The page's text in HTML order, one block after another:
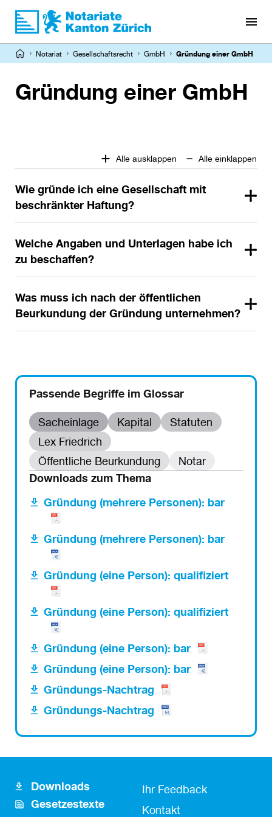
Direkt
zum
Pfadnavigation
Notariat Gesellschaftsrecht GmbH Gründung einer GmbH
Gründung einer GmbH
Alle ausklappen Alle einklappen
Wie gründe ich eine Gesellschaft mit
beschränkter Haftung?
Welche Angaben und Unterlagen habe ich
zu beschaffen?
Was muss ich nach der öffentlichen
Beurkundung der Gründung unternehmen?
Passende Begriffe im Glossar
Sacheinlage Kapital
Statuten
Lex Friedrich
Öffentliche Beurkundung
Notar
Downloads zum Thema
Gründung (mehrere Personen): bar
Gründung (mehrere Personen): bar
Gründung (eine Person): qualifiziert
Gründung (eine Person): qualifiziert
Gründung (eine Person): bar
Gründung (eine Person): bar
Gründungs-Nachtrag
Gründungs-Nachtrag
Footer
Icon
Downloads
Gesetzestexte
Fusszeile
Kontakt
Ihr Feedback
Kontakt